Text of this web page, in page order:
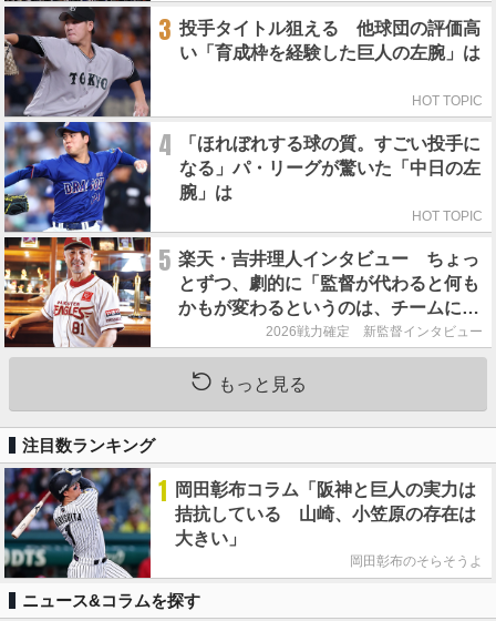
3 投手タイトル狙える 他球団の評価高
い「育成枠を経験した巨人の左腕」は
HOT TOPIC
4
「ほれぼれする球の質。すごい投手に
なる」パ・リーグが驚いた「中日の左
腕」は
HOT TOPIC
5 楽天・吉井理人インタビュー ちょっ
とずつ、劇的に「監督が代わると何も
かもが変わるというのは、チームにと
って良くないことなんです」
2026戦力確定 新監督インタビュー
もっと見る
注目数ランキング
1
岡田彰布コラム「阪神と巨人の実力は
拮抗している 山崎、小笠原の存在は
大きい」
岡田彰布のそらそうよ
ニュース&コラムを探す